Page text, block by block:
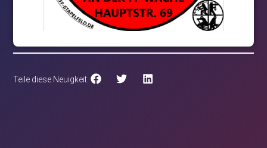
Teile diese Neuigkeit: